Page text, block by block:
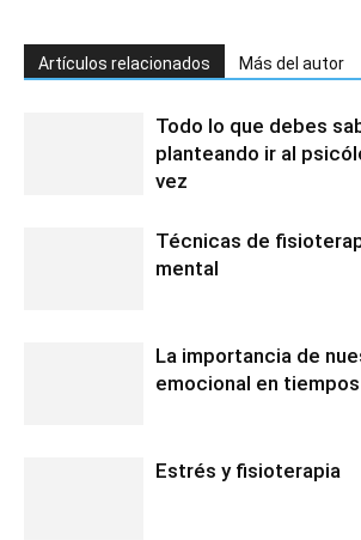
Artículos relacionados Más del autor
Todo lo que debes
planteando ir al
vez
Técnicas de
mental
La importancia de
emocional en
Estrés y fisioterapia